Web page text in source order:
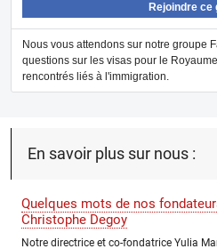
Rejoindre ce
Nous vous attendons sur notre groupe
questions sur les visas pour le
rencontrés liés à l'immigration.
En savoir plus sur nous :
Quelques mots de nos
Christophe Degoy
Notre directrice et co-fondatrice Yulia